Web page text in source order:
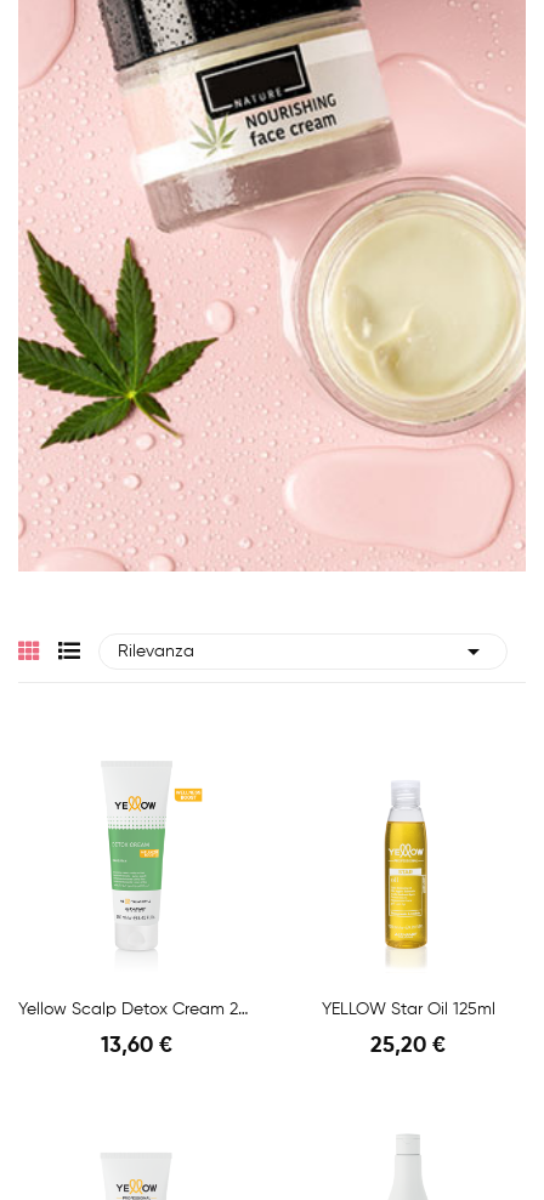
Rilevanza 
Yellow Scalp Detox Cream 250ml
13,60 €
YELLOW Star Oil 125ml
25,20 €